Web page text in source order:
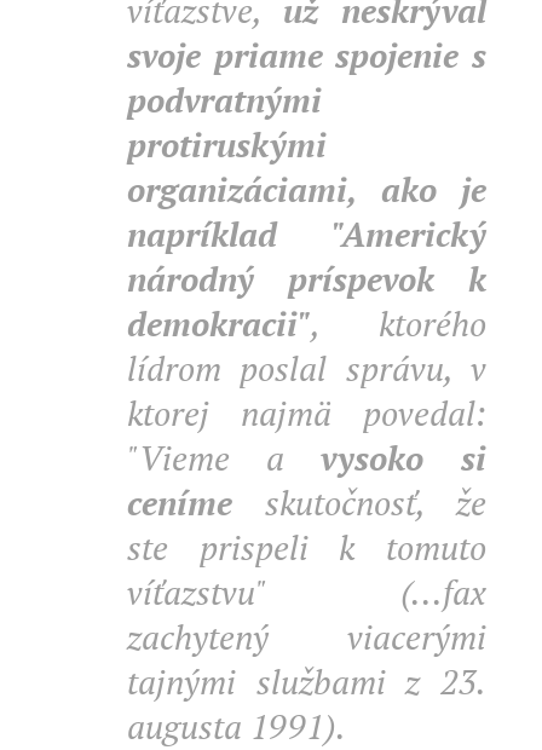
víťazstve, už neskrýval
svoje priame spojenie s
podvratnými
protiruskými
organizáciami, ako je
napríklad "Americký
národný príspevok k
demokracii", ktorého
lídrom poslal správu, v
ktorej najmä povedal:
"Vieme a vysoko si
ceníme skutočnosť, že
ste prispeli k tomuto
víťazstvu" (...fax
zachytený viacerými
tajnými službami z 23.
augusta 1991).